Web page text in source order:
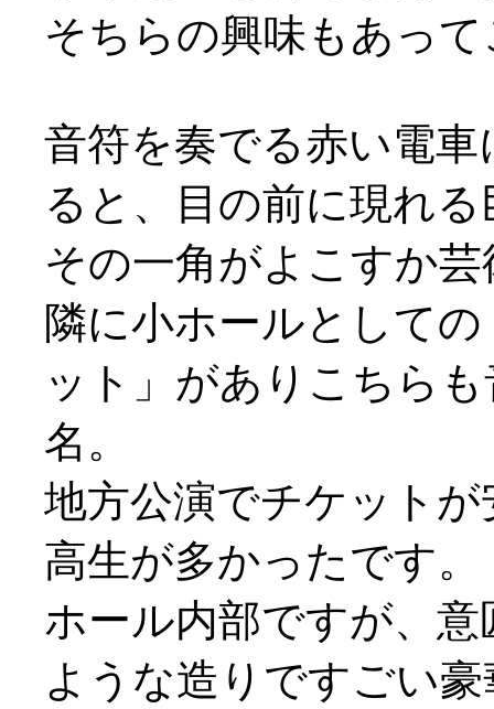
そちらの興味もあっ
音符を奏でる赤い電
ると、目の前に現れ
その一角がよこすか芸
隣に小ホールとして
ット」がありこちら
名。
地方公演でチケット
高生が多かったです。
ホール内部ですが、
ような造りですごい